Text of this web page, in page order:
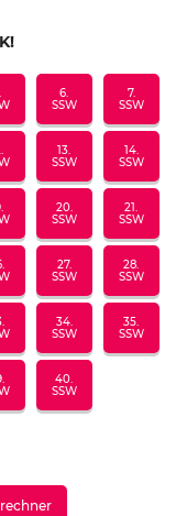
6.
SSW
7.
SSW
13.
SSW
14.
SSW
20.
SSW
21.
SSW
27.
SSW
28.
SSW
34.
SSW
35.
SSW
40.
SSW